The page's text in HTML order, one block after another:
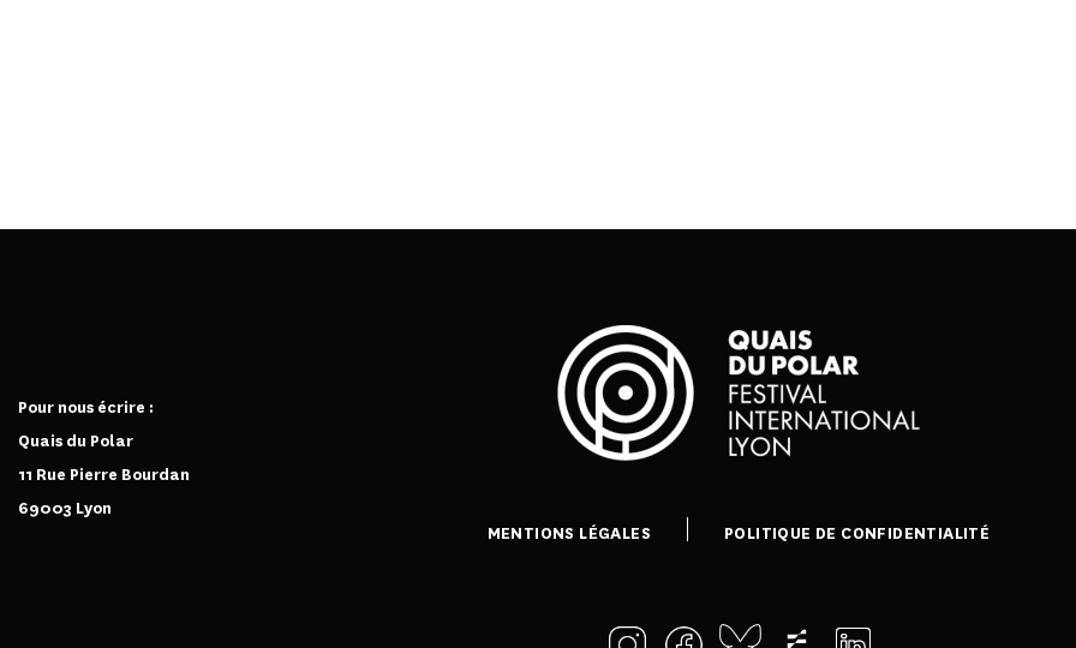
Pour nous écrire :
Quais du Polar
11 Rue Pierre Bourdan
69003 Lyon
MENTIONS LÉGALES
POLITIQUE DE CONFIDENTIALITÉ